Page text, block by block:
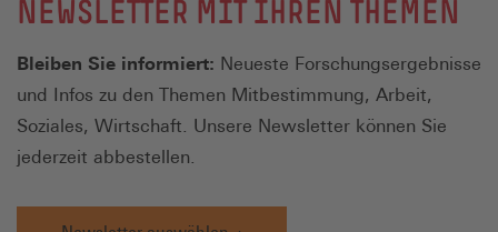
NEWSLETTER MIT IHREN THEMEN
Bleiben Sie informiert: Neueste Forschungsergebnisse
und Infos zu den Themen Mitbestimmung, Arbeit,
Soziales, Wirtschaft. Unsere Newsletter können Sie
jederzeit abbestellen.